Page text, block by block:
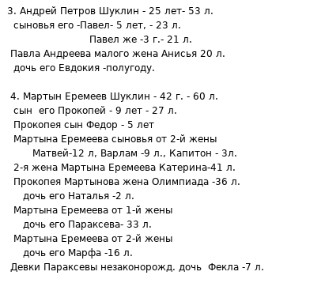
3. Андрей Петров Шуклин - 25 лет- 53 л.
сыновья его -Павел- 5 лет, - 23 л.
Павел же -3 г.- 21 л.
Павла Андреева малого жена Анисья 20 л.
дочь его Евдокия -полугоду.
4. Мартын Еремеев Шуклин - 42 г. - 60 л.
сын его Прокопей - 9 лет - 27 л.
Прокопея сын Федор - 5 лет
Мартына Еремеева сыновья от 2-й жены
Матвей-12 л, Варлам -9 л., Капитон - 3л.
2-я жена Мартына Еремеева Катерина-41 л.
Прокопея Мартынова жена Олимпиада -36 л.
дочь его Наталья -2 л.
Мартына Еремеева от 1-й жены
дочь его Параксева- 33 л.
Мартына Еремеева от 2-й жены
дочь его Марфа -16 л.
Девки Параксевы незаконорожд. дочь Фекла -7 л.